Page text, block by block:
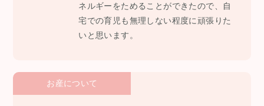
ネルギーをためることができたので、自
宅での育児も無理しない程度に頑張りた
いと思います。
お産について